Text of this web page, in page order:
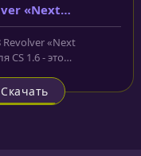
«Next
«Next
CS 1.6 - это
Скачать